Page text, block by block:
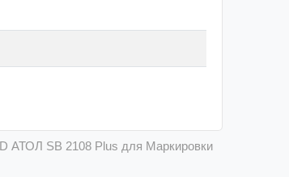
АТОЛ SB 2108 Plus для Маркировки